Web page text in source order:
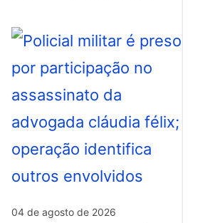
04 de agosto de 2026